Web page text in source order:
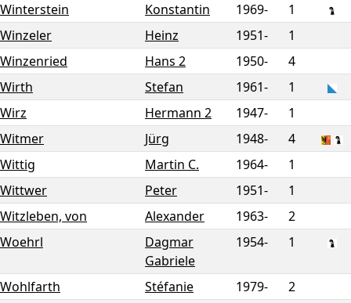
Winterstein
Konstantin 1969-
1
Winzeler
Heinz 1951-
1
Winzenried
Hans 2 1950-
4
Wirth
Stefan 1961-
1
Wirz
Hermann 2 1947-
1
Witmer
Jürg 1948-
4
Wittig
Martin C. 1964-
1
Wittwer
Peter 1951-
1
Witzleben, von
Alexander 1963-
2
Woehrl
Dagmar
Gabriele
1954- 1
Wohlfarth Stéfanie 1979-
2